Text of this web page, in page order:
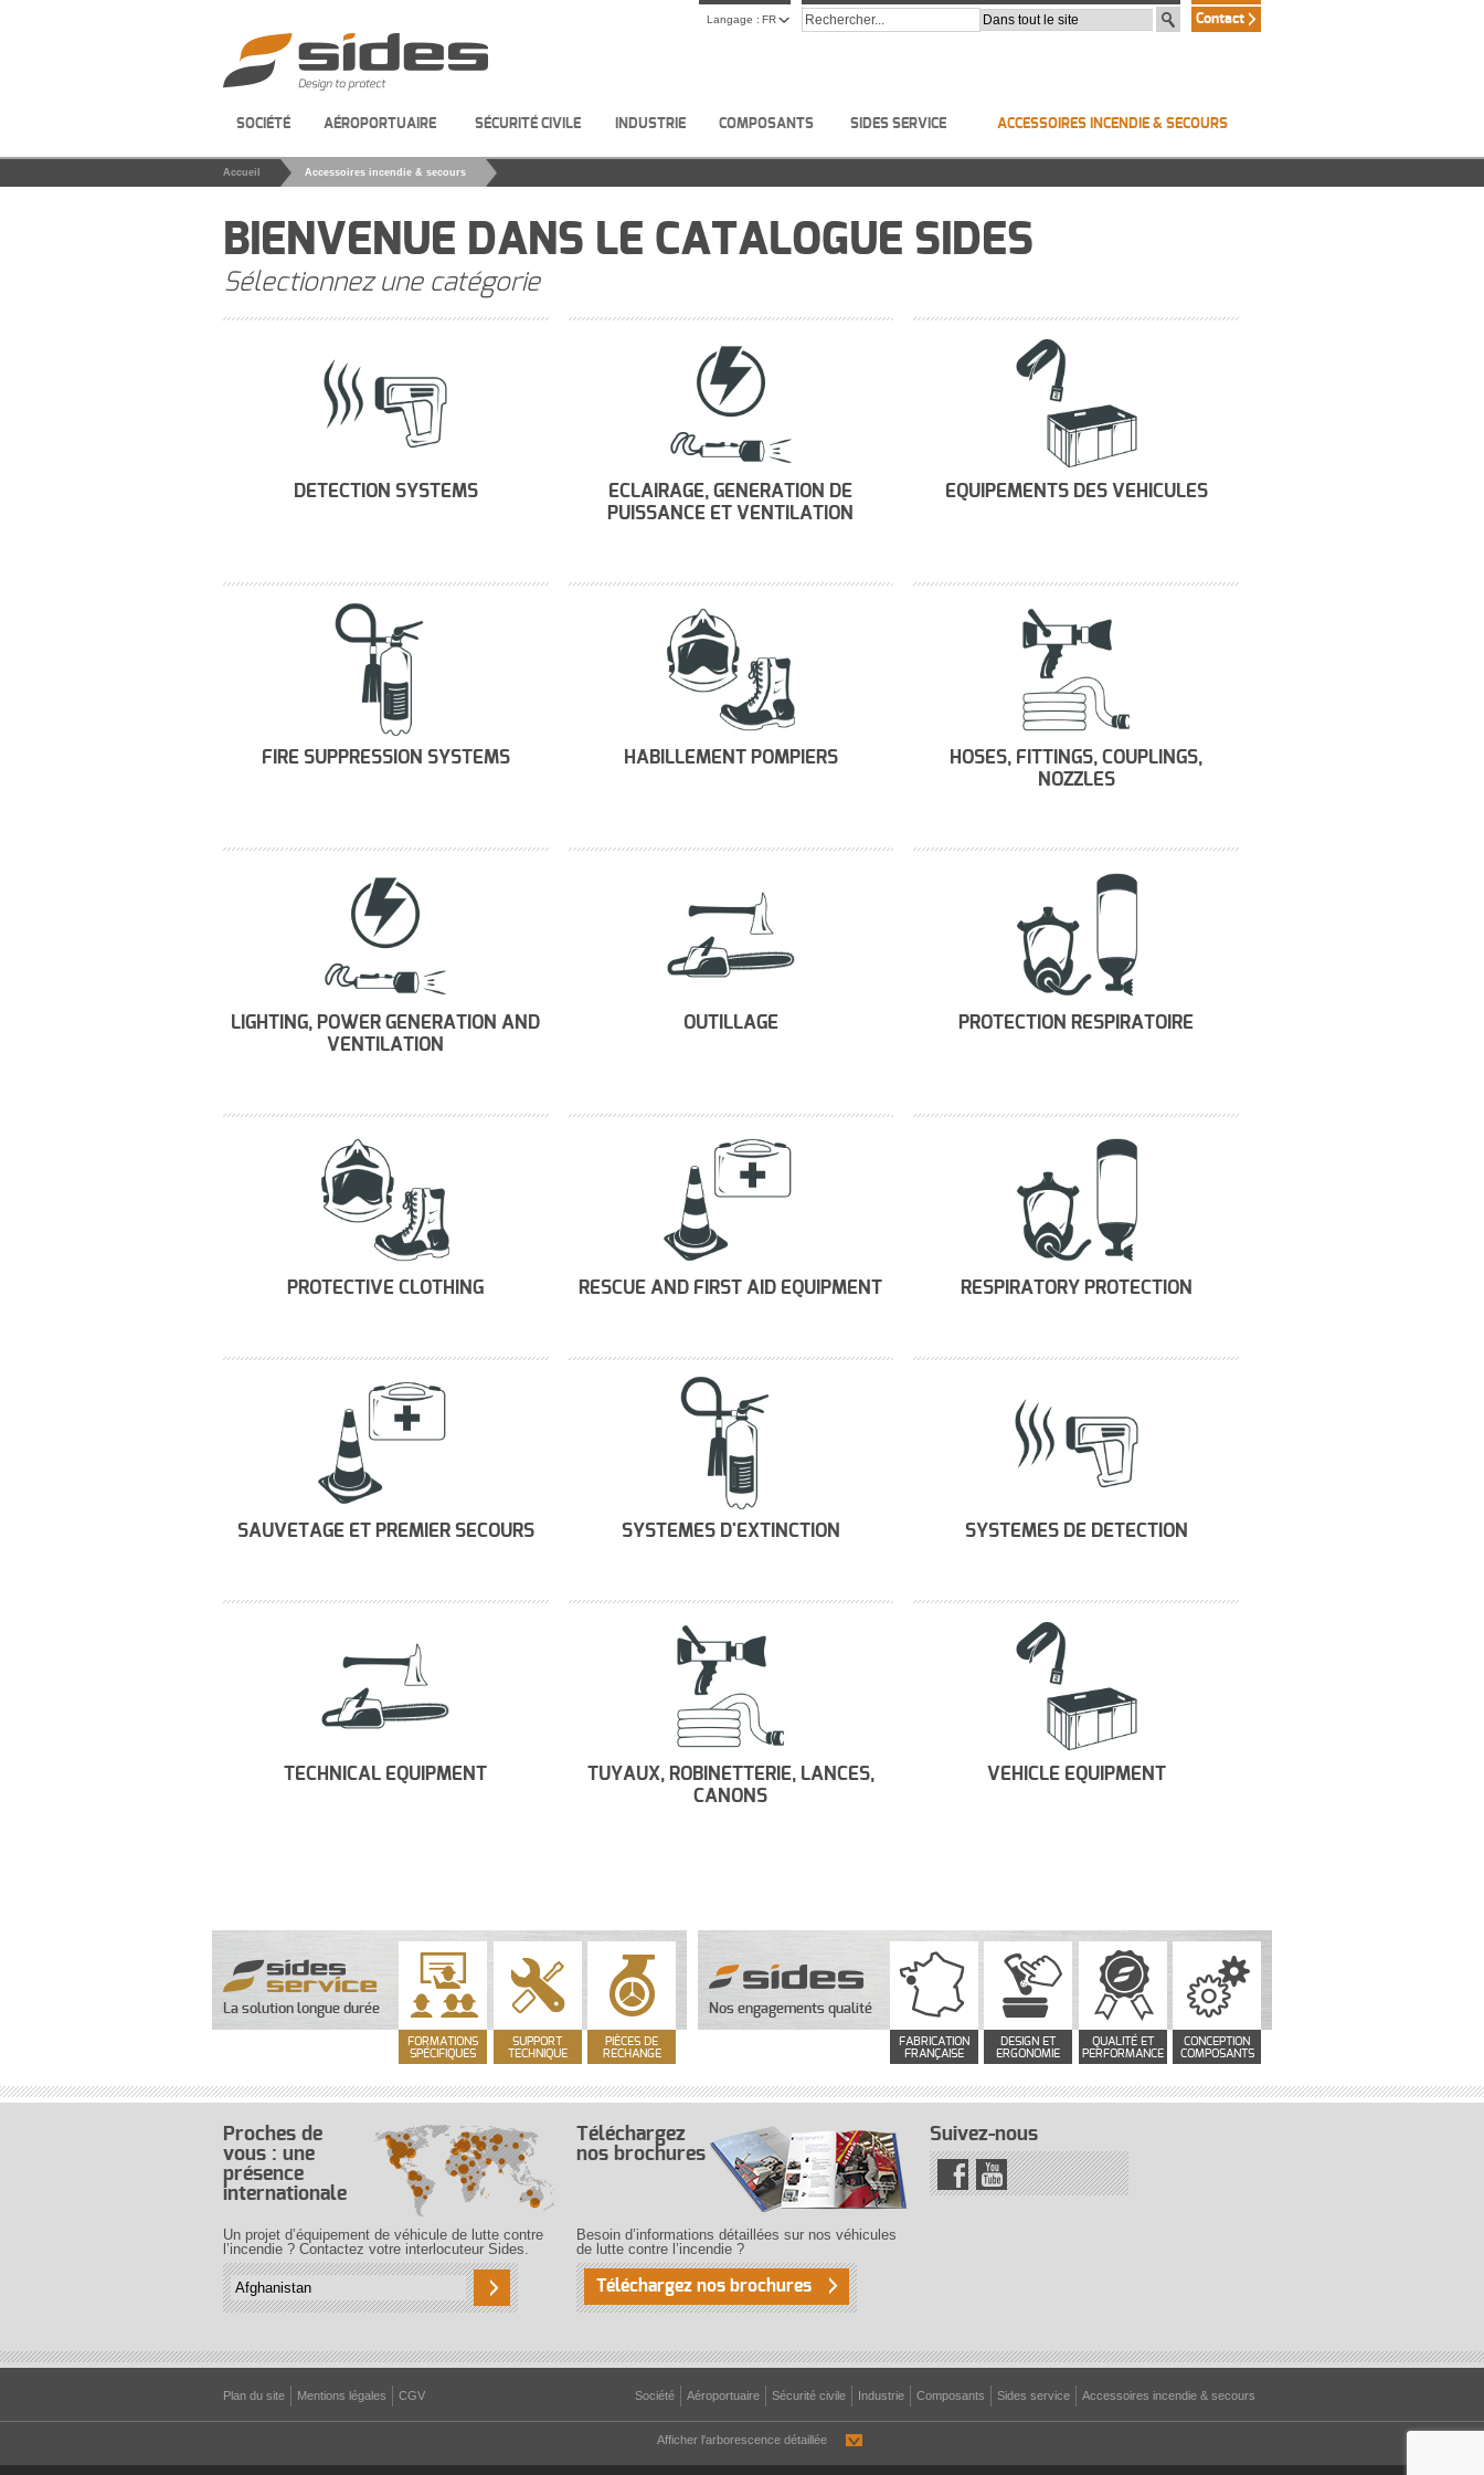
SOCIÉTÉ AÉROPORTUAIRE SÉCURITÉ CIVILE INDUSTRIE COMPOSANTS SIDES SERVICE ACCESSOIRES INCENDIE & SECOURS
Langage : FR Contact
Accueil Accessoires incendie & secours
BIENVENUE DANS LE CATALOGUE SIDES
Sélectionnez une catégorie
DETECTION SYSTEMS
ECLAIRAGE, GENERATION DE
PUISSANCE ET VENTILATION
EQUIPEMENTS DES VEHICULES
FIRE SUPPRESSION SYSTEMS HABILLEMENT POMPIERS
HOSES, FITTINGS, COUPLINGS,
NOZZLES
LIGHTING, POWER GENERATION AND
VENTILATION
OUTILLAGE PROTECTION RESPIRATOIRE
PROTECTIVE CLOTHING RESCUE AND FIRST AID EQUIPMENT RESPIRATORY PROTECTION
SAUVETAGE ET PREMIER SECOURS SYSTEMES D'EXTINCTION SYSTEMES DE DETECTION
TECHNICAL EQUIPMENT
TUYAUX, ROBINETTERIE, LANCES,
CANONS
VEHICLE EQUIPMENT
La solution longue durée
FORMATIONS
SPÉCIFIQUES
SUPPORT
TECHNIQUE
PIÈCES DE
RECHANGE
Nos engagements qualité
FABRICATION
FRANÇAISE
DESIGN ET
ERGONOMIE
QUALITÉ ET
PERFORMANCE
CONCEPTION
COMPOSANTS
Proches de
vous : une
présence
internationale
Un projet d’équipement de véhicule de lutte contre
l’incendie ? Contactez votre interlocuteur Sides.
Téléchargez
nos brochures
Besoin d’informations détaillées sur nos véhicules
de lutte contre l’incendie ?
Téléchargez nos brochures
Suivez-nous
Plan du site Mentions légales CGV Société Aéroportuaire Sécurité civile Industrie Composants Sides service Accessoires incendie & secours
Afficher l'arborescence détaillée